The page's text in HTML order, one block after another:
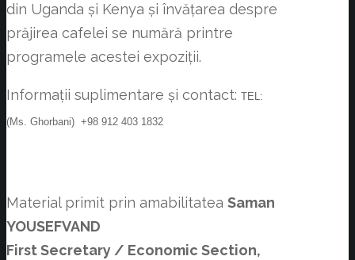
din Uganda și Kenya și învățarea despre
prăjirea cafelei se numără printre
programele acestei expoziții.
Informații suplimentare și contact: TEL:
(Ms. Ghorbani) +98 912 403 1832
Material primit prin amabilitatea Saman
YOUSEFVAND
First Secretary / Economic Section,